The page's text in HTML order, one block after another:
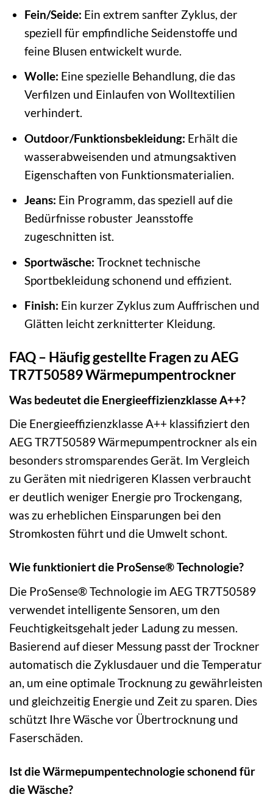
Fein/Seide: Ein extrem sanfter Zyklus, der
speziell für empfindliche Seidenstoffe und
feine Blusen entwickelt wurde.
Wolle: Eine spezielle Behandlung, die das
Verfilzen und Einlaufen von Wolltextilien
verhindert.
Outdoor/Funktionsbekleidung: Erhält die
wasserabweisenden und atmungsaktiven
Eigenschaften von Funktionsmaterialien.
Jeans: Ein Programm, das speziell auf die
Bedürfnisse robuster Jeansstoffe
zugeschnitten ist.
Sportwäsche: Trocknet technische
Sportbekleidung schonend und effizient.
Finish: Ein kurzer Zyklus zum Auffrischen und
Glätten leicht zerknitterter Kleidung.
FAQ – Häufig gestellte Fragen zu AEG
TR7T50589 Wärmepumpentrockner
Was bedeutet die Energieeffizienzklasse A++?
Die Energieeffizienzklasse A++ klassifiziert den
AEG TR7T50589 Wärmepumpentrockner als ein
besonders stromsparendes Gerät. Im Vergleich
zu Geräten mit niedrigeren Klassen verbraucht
er deutlich weniger Energie pro Trockengang,
was zu erheblichen Einsparungen bei den
Stromkosten führt und die Umwelt schont.
Wie funktioniert die ProSense® Technologie?
Die ProSense® Technologie im AEG TR7T50589
verwendet intelligente Sensoren, um den
Feuchtigkeitsgehalt jeder Ladung zu messen.
Basierend auf dieser Messung passt der Trockner
automatisch die Zyklusdauer und die Temperatur
an, um eine optimale Trocknung zu gewährleisten
und gleichzeitig Energie und Zeit zu sparen. Dies
schützt Ihre Wäsche vor Übertrocknung und
Faserschäden.
Ist die Wärmepumpentechnologie schonend für
die Wäsche?